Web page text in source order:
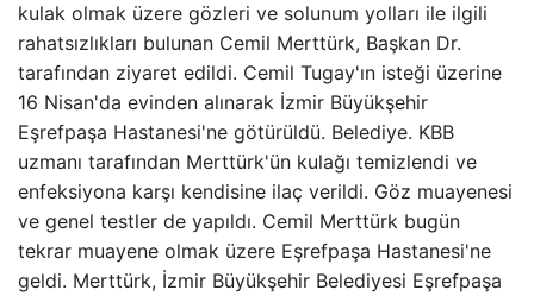
kulak olmak üzere gözleri ve solunum yolları ile ilgili
rahatsızlıkları bulunan Cemil Merttürk, Başkan Dr.
tarafından ziyaret edildi. Cemil Tugay'ın isteği üzerine
16 Nisan'da evinden alınarak İzmir Büyükşehir
Eşrefpaşa Hastanesi'ne götürüldü. Belediye. KBB
uzmanı tarafından Merttürk'ün kulağı temizlendi ve
enfeksiyona karşı kendisine ilaç verildi. Göz muayenesi
ve genel testler de yapıldı. Cemil Merttürk bugün
tekrar muayene olmak üzere Eşrefpaşa Hastanesi'ne
geldi. Merttürk, İzmir Büyükşehir Belediyesi Eşrefpaşa